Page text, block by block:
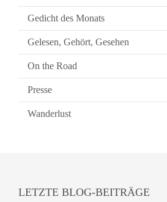
Gedicht des Monats
Gelesen, Gehört, Gesehen
On the Road
Presse
Wanderlust
LETZTE BLOG-BEITRÄGE